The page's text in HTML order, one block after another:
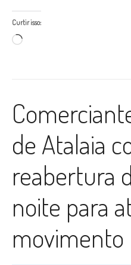
Curtir isso:
Carregando...
de Atalaia
reabertura
noite para
movimento